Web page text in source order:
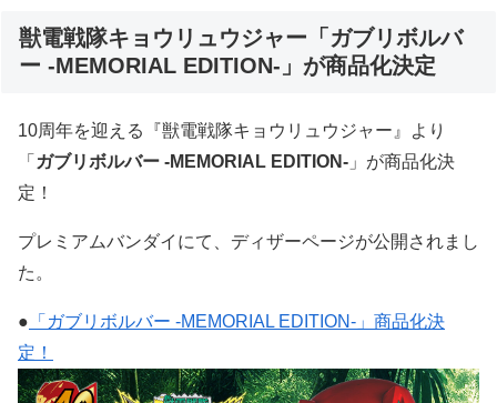
獣電戦隊キョウリュウジャー「ガブリボルバ
ー -MEMORIAL EDITION-」が商品化決定
10周年を迎える『獣電戦隊キョウリュウジャー』より
「 ガブリボルバー -MEMORIAL EDITION- 」が商品化決
定！
プレミアムバンダイにて、ディザーページが公開されまし
た。
● 「ガブリボルバー -MEMORIAL EDITION-」商品化決
定！